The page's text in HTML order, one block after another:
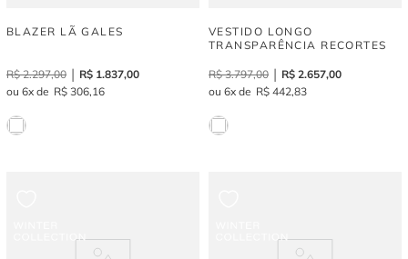
BLAZER LÃ GALES
R$ 2.297,00 R$ 1.837,00
6
R$ 306,16
VESTIDO LONGO
TRANSPARÊNCIA RECORTES
R$ 3.797,00 R$ 2.657,00
6
R$ 442,83